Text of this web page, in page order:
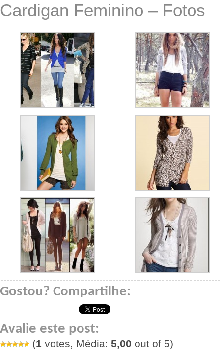
Cardigan Feminino – Fotos
Gostou? Compartilhe:
Avalie este post:
(1 votes, Média: 5,00 out of 5)